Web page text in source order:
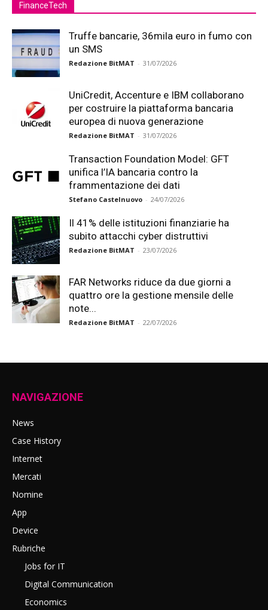
FinanceTech
Truffe bancarie, 36mila euro in fumo con
un SMS
Redazione BitMAT - 31/07/2026
UniCredit, Accenture e IBM collaborano
per costruire la piattaforma bancaria
europea di nuova generazione
Redazione BitMAT - 31/07/2026
Transaction Foundation Model: GFT
unifica l’IA bancaria contro la
frammentazione dei dati
Stefano Castelnuovo - 24/07/2026
Il 41% delle istituzioni finanziarie ha
subito attacchi cyber distruttivi
Redazione BitMAT - 23/07/2026
FAR Networks riduce da due giorni a
quattro ore la gestione mensile delle
note...
Redazione BitMAT - 22/07/2026
NAVIGAZIONE
News
Case History
Internet
Mercati
Nomine
App
Device
Rubriche
Jobs for IT
Digital Communication
Economics